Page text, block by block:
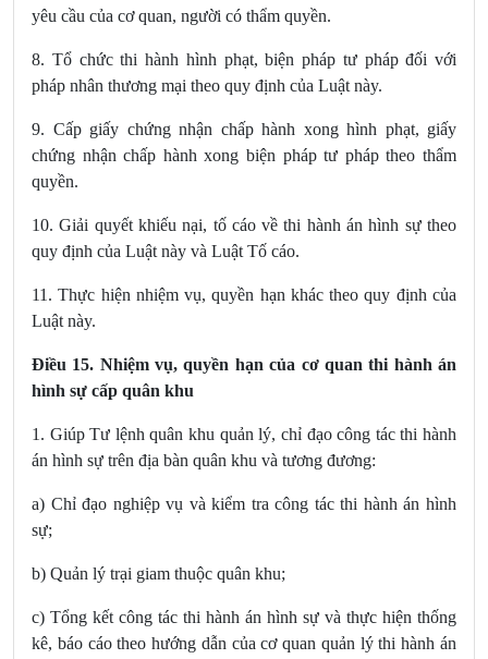
yêu cầu của cơ quan, người có thẩm quyền.
8. Tổ chức thi hành hình phạt, biện pháp tư pháp đối với
pháp nhân thương mại theo quy định của Luật này.
9. Cấp giấy chứng nhận chấp hành xong hình phạt, giấy
chứng nhận chấp hành xong biện pháp tư pháp theo thẩm
quyền.
10. Giải quyết khiếu nại, tố cáo về thi hành án hình sự theo
quy định của Luật này và Luật Tố cáo.
11. Thực hiện nhiệm vụ, quyền hạn khác theo quy định của
Luật này.
Điều 15. Nhiệm vụ, quyền hạn của cơ quan thi hành án
hình sự cấp quân khu
1. Giúp Tư lệnh quân khu quản lý, chỉ đạo công tác thi hành
án hình sự trên địa bàn quân khu và tương đương:
a) Chỉ đạo nghiệp vụ và kiểm tra công tác thi hành án hình
sự;
b) Quản lý trại giam thuộc quân khu;
c) Tổng kết công tác thi hành án hình sự và thực hiện thống
kê, báo cáo theo hướng dẫn của cơ quan quản lý thi hành án